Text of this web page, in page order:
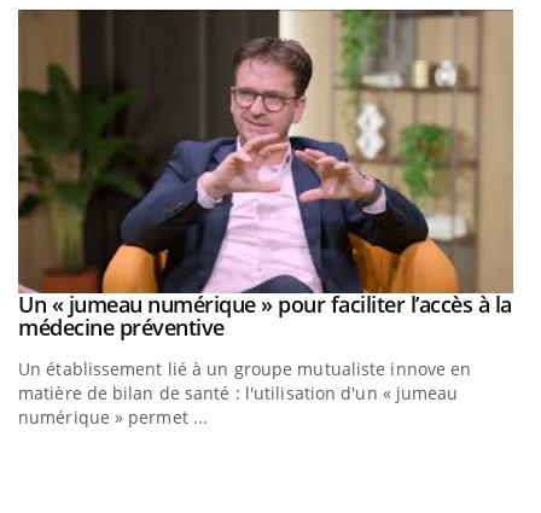
Youtube
Un « jumeau numérique » pour faciliter l’accès à la
médecine préventiveYoutube
Un établissement lié à un groupe mutualiste innove en
matière de bilan de santé : l'utilisation d'un « jumeau
numérique » permet ...